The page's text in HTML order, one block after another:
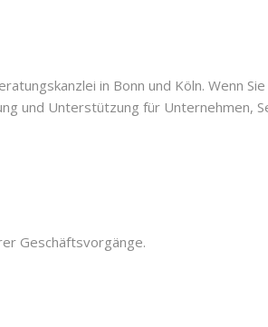
in Bonn und Köln. Wenn Sie
und Unterstützung für Unternehmen,
Geschäftsvorgänge.